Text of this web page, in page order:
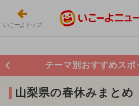
いこーよトップ
テーマ別おすすめスポ
山梨県の春休みまとめ